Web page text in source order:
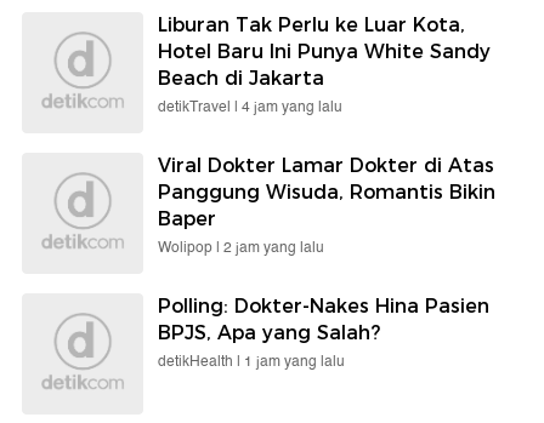
Liburan Tak Perlu ke Luar Kota,
Hotel Baru Ini Punya White Sandy
Beach di Jakarta
detikTravel | 4 jam yang lalu
Viral Dokter Lamar Dokter di Atas
Panggung Wisuda, Romantis Bikin
Baper
Wolipop | 2 jam yang lalu
Polling: Dokter-Nakes Hina Pasien
BPJS, Apa yang Salah?
detikHealth | 1 jam yang lalu